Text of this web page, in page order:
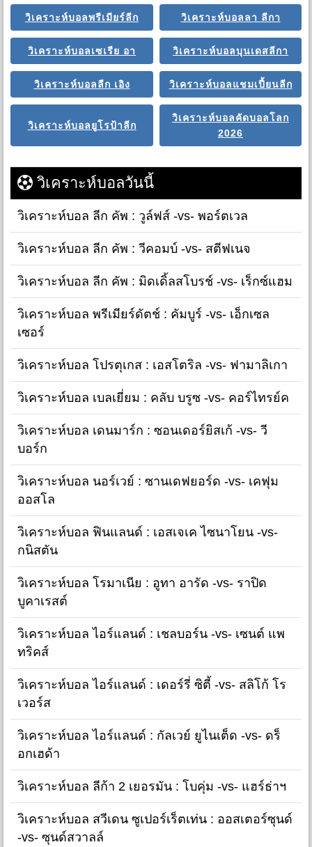
วิเคราะห์บอลพรีเมียร์ลีก วิเคราะห์บอลลา ลีกา
วิเคราะห์บอลเซเรีย อา วิเคราะห์บอลบุนเดสลีกา
วิเคราะห์บอลลีก เอิง วิเคราะห์บอลแชมเปี้ยนลีก
วิเคราะห์บอลยูโรป้าลีก
วิเคราะห์บอลคัดบอลโลก
2026
วิเคราะห์บอลวันนี้
วิเคราะห์บอล ลีก คัพ : วูล์ฟส์ -vs- พอร์ตเวล
วิเคราะห์บอล ลีก คัพ : วีคอมบ์ -vs- สตีฟเนจ
วิเคราะห์บอล ลีก คัพ : มิดเดิ้ลสโบรช์ -vs- เร็กซ์แฮม
วิเคราะห์บอล พรีเมียร์ดัตช์ : คัมบูร์ -vs- เอ็กเซล
เซอร์
วิเคราะห์บอล โปรตุเกส : เอสโตริล -vs- ฟามาลิเกา
วิเคราะห์บอล เบลเยี่ยม : คลับ บรูซ -vs- คอร์ไทรย์ค
วิเคราะห์บอล เดนมาร์ก : ซอนเดอร์ยิสเก้ -vs- วี
บอร์ก
วิเคราะห์บอล นอร์เวย์ : ซานเดฟยอร์ด -vs- เคฟุม
ออสโล
วิเคราะห์บอล ฟินแลนด์ : เอสเจเค ไซนาโยน -vs-
กนิสตัน
วิเคราะห์บอล โรมาเนีย : อูทา อารัด -vs- ราปิด
บูคาเรสต์
วิเคราะห์บอล ไอร์แลนด์ : เชลบอร์น -vs- เซนต์ แพ
ทริคส์
วิเคราะห์บอล ไอร์แลนด์ : เดอร์รี่ ซิตี้ -vs- สลิโก้ โร
เวอร์ส
วิเคราะห์บอล ไอร์แลนด์ : กัลเวย์ ยูไนเต็ด -vs- ดร็
อกเฮด้า
วิเคราะห์บอล ลีก้า 2 เยอรมัน : โบคุ่ม -vs- แฮร์ธ่าฯ
วิเคราะห์บอล สวีเดน ซูเปอร์เร็ตเท่น : ออสเตอร์ซุนด์
-vs- ซุนด์สวาลล์